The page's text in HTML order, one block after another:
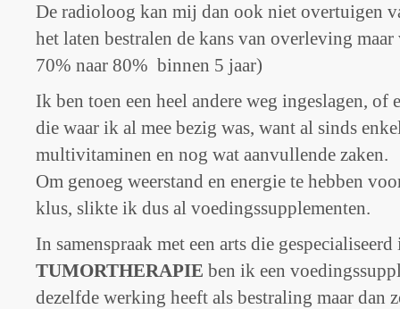
De radioloog kan mij dan ook niet overtuigen
het laten bestralen de kans van overleving
70% naar 80% binnen 5 jaar)
Ik ben toen een heel andere weg ingeslagen,
die waar ik al mee bezig was, want al sinds
multivitaminen en nog wat aanvullende zaken.
Om genoeg weerstand en energie te hebben
klus, slikte ik dus al voedingssupplementen.
In samenspraak met een arts die
TUMORTHERAPIE ben ik een
dezelfde werking heeft als bestraling maar dan